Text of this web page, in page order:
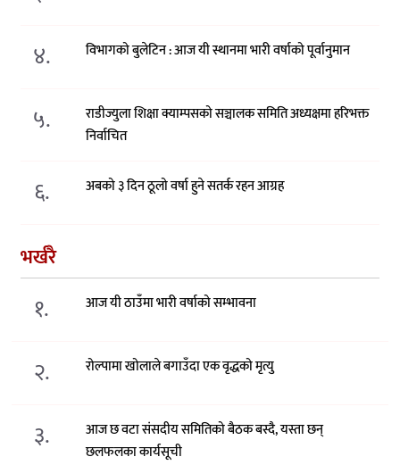
४. विभागको बुलेटिन : आज यी स्थानमा भारी वर्षाको पूर्वानुमान
५.
राडीज्युला शिक्षा क्याम्पसको सञ्चालक समिति अध्यक्षमा हरिभक्त
निर्वाचित
६. अबको ३ दिन ठूलो वर्षा हुने सतर्क रहन आग्रह
भर्खरै
१. आज यी ठाउँमा भारी वर्षाको सम्भावना
२. रोल्पामा खोलाले बगाउँदा एक वृद्धको मृत्यु
३.
आज छ वटा संसदीय समितिको बैठक बस्दै, यस्ता छन्
छलफलका कार्यसूची